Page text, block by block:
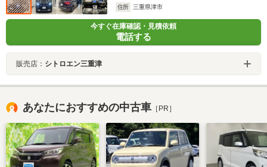
住所
三重県津市
今すぐ在庫確認・見積依頼
電話する
販売店： シトロエン三重津
あなたにおすすめの中古車 ［PR］